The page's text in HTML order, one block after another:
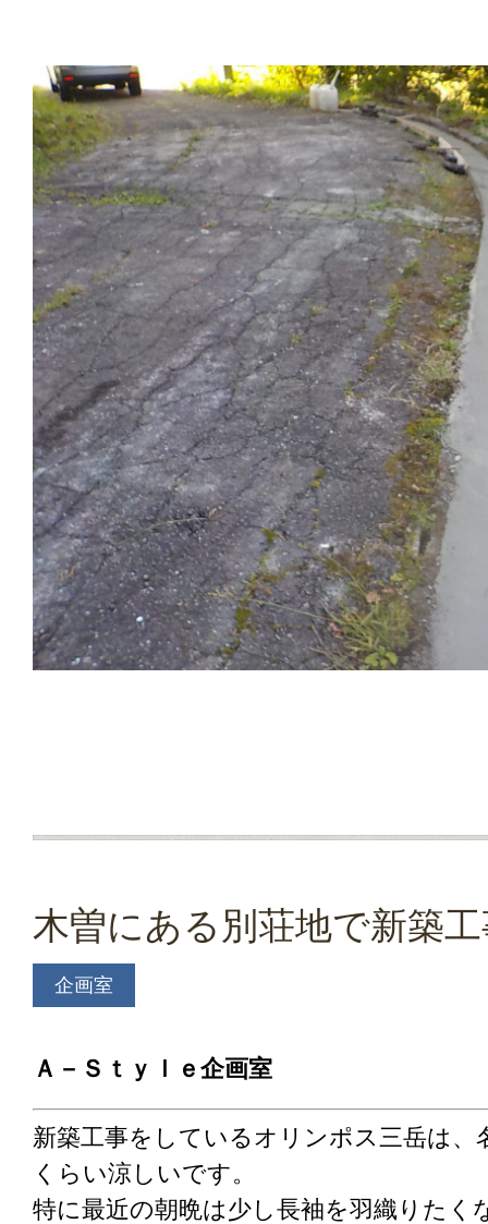
木曽にある別荘地で新築
企画室
Ａ－Ｓｔｙｌｅ企画室
新築工事をしているオリンポス三岳は
くらい涼しいです。
特に最近の朝晩は少し長袖を羽織りたく